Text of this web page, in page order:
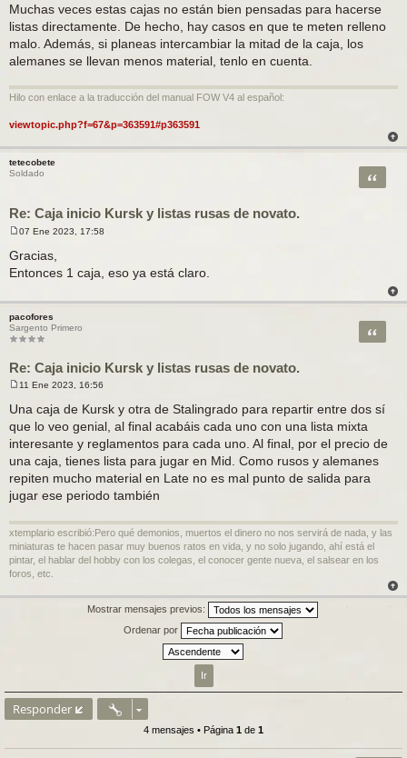
Muchas veces estas cajas no están bien pensadas para hacerse
listas directamente. De hecho, hay casos en que te meten relleno
malo. Además, si planeas intercambiar la mitad de la caja, los
alemanes se llevan menos material, tenlo en cuenta.
Hilo con enlace a la traducción del manual FOW V4 al español:
viewtopic.php?f=67&p=363591#p363591
tetecobete
Soldado
Re: Caja inicio Kursk y listas rusas de novato.
Citar
n
s
e
07 Ene 2023, 17:58
Gracias,
Entonces 1 caja, eso ya está claro.
pacofores
Sargento Primero
Re: Caja inicio Kursk y listas rusas de novato.
Citar
n
s
j
e
11 Ene 2023, 16:56
Una caja de Kursk y otra de Stalingrado para repartir entre dos sí
que lo veo genial, al final acabáis cada uno con una lista mixta
interesante y reglamentos para cada uno. Al final, por el precio de
una caja, tienes lista para jugar en Mid. Como rusos y alemanes
repiten mucho material en Late no es mal punto de salida para
jugar ese periodo también
xtemplario escribió:Pero qué demonios, muertos el dinero no nos servirá de nada, y las
miniaturas te hacen pasar muy buenos ratos en vida, y no solo jugando, ahí está el
pintar, el hablar del hobby con los colegas, el conocer gente nueva, el salsear en los
foros, etc.
Mostrar mensajes previos:
Ordenar por
Responder
4 mensajes • Página 1 de 1